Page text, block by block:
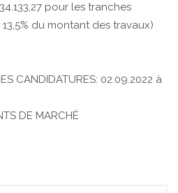
pour les tranches
du montant des travaux)
CANDIDATURES: 02.09.2022 à
DE MARCHÉ